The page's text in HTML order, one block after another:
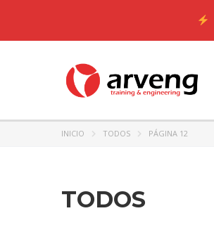
INICIO TODOS PÁGINA 12
TODOS